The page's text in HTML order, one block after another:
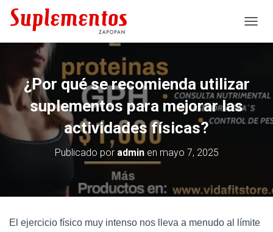
A
R
M
O
A
G
¿Por qué se recomienda utilizar
suplementos para mejorar las
actividades físicas?
Publicado por adminen mayo 7, 2025
El ejercicio físico muy intenso nos lleva a menudo al límite